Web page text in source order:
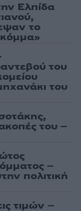
Ελπίδα
το
του
του
του –
–
πολιτική
τιμών –